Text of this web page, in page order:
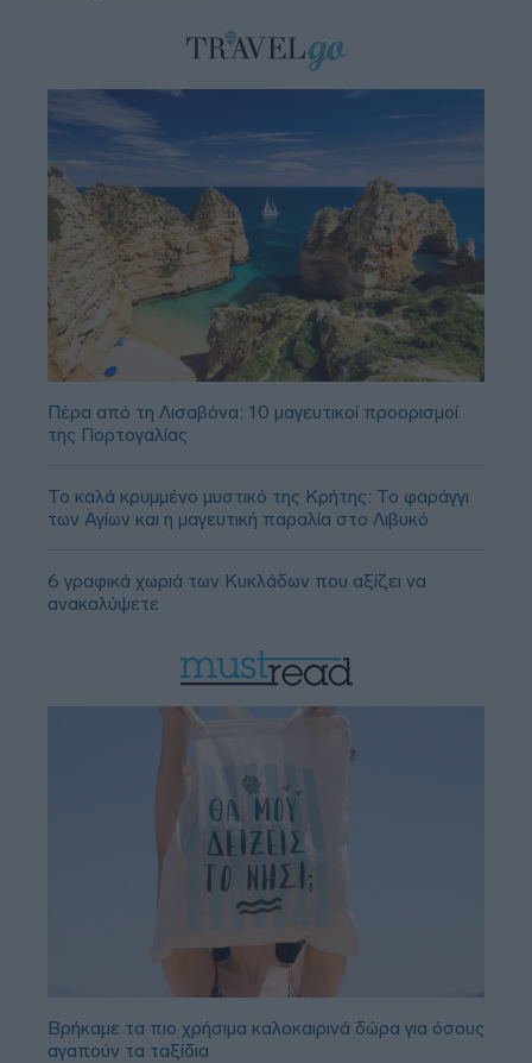
Πέρα από τη Λισαβόνα: 10 μαγευτικοί προορισμοί
της Πορτογαλίας
Το καλά κρυμμένο μυστικό της Κρήτης: Το φαράγγι
των Αγίων και η μαγευτική παραλία στο Λιβυκό
6 γραφικά χωριά των Κυκλάδων που αξίζει να
ανακαλύψετε
Βρήκαμε τα πιο χρήσιμα καλοκαιρινά δώρα για όσους
αγαπούν τα ταξίδια